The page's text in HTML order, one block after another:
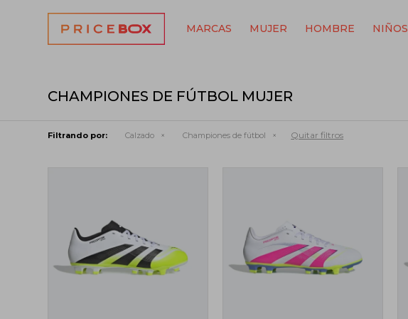
MARCAS MUJER HOMBRE NIÑOS
CHAMPIONES DE FÚTBOL MUJER
Filtrando por: Calzado Championes de fútbol Quitar filtros